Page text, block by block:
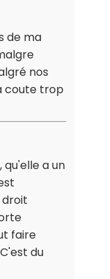
de ma
nos
coute trop
qu'elle a un
droit
faire
du